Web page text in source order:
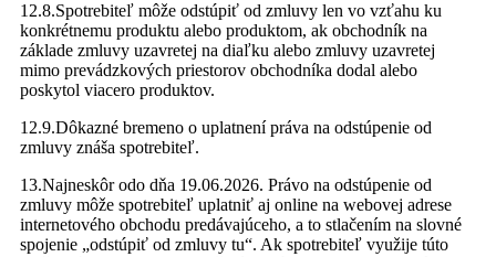
12.8.Spotrebiteľ môže odstúpiť od zmluvy len vo vzťahu ku
konkrétnemu produktu alebo produktom, ak obchodník na
základe zmluvy uzavretej na diaľku alebo zmluvy uzavretej
mimo prevádzkových priestorov obchodníka dodal alebo
poskytol viacero produktov.
12.9.Dôkazné bremeno o uplatnení práva na odstúpenie od
zmluvy znáša spotrebiteľ.
13.Najneskôr odo dňa 19.06.2026. Právo na odstúpenie od
zmluvy môže spotrebiteľ uplatniť aj online na webovej adrese
internetového obchodu predávajúceho, a to stlačením na slovné
spojenie „odstúpiť od zmluvy tu“. Ak spotrebiteľ využije túto